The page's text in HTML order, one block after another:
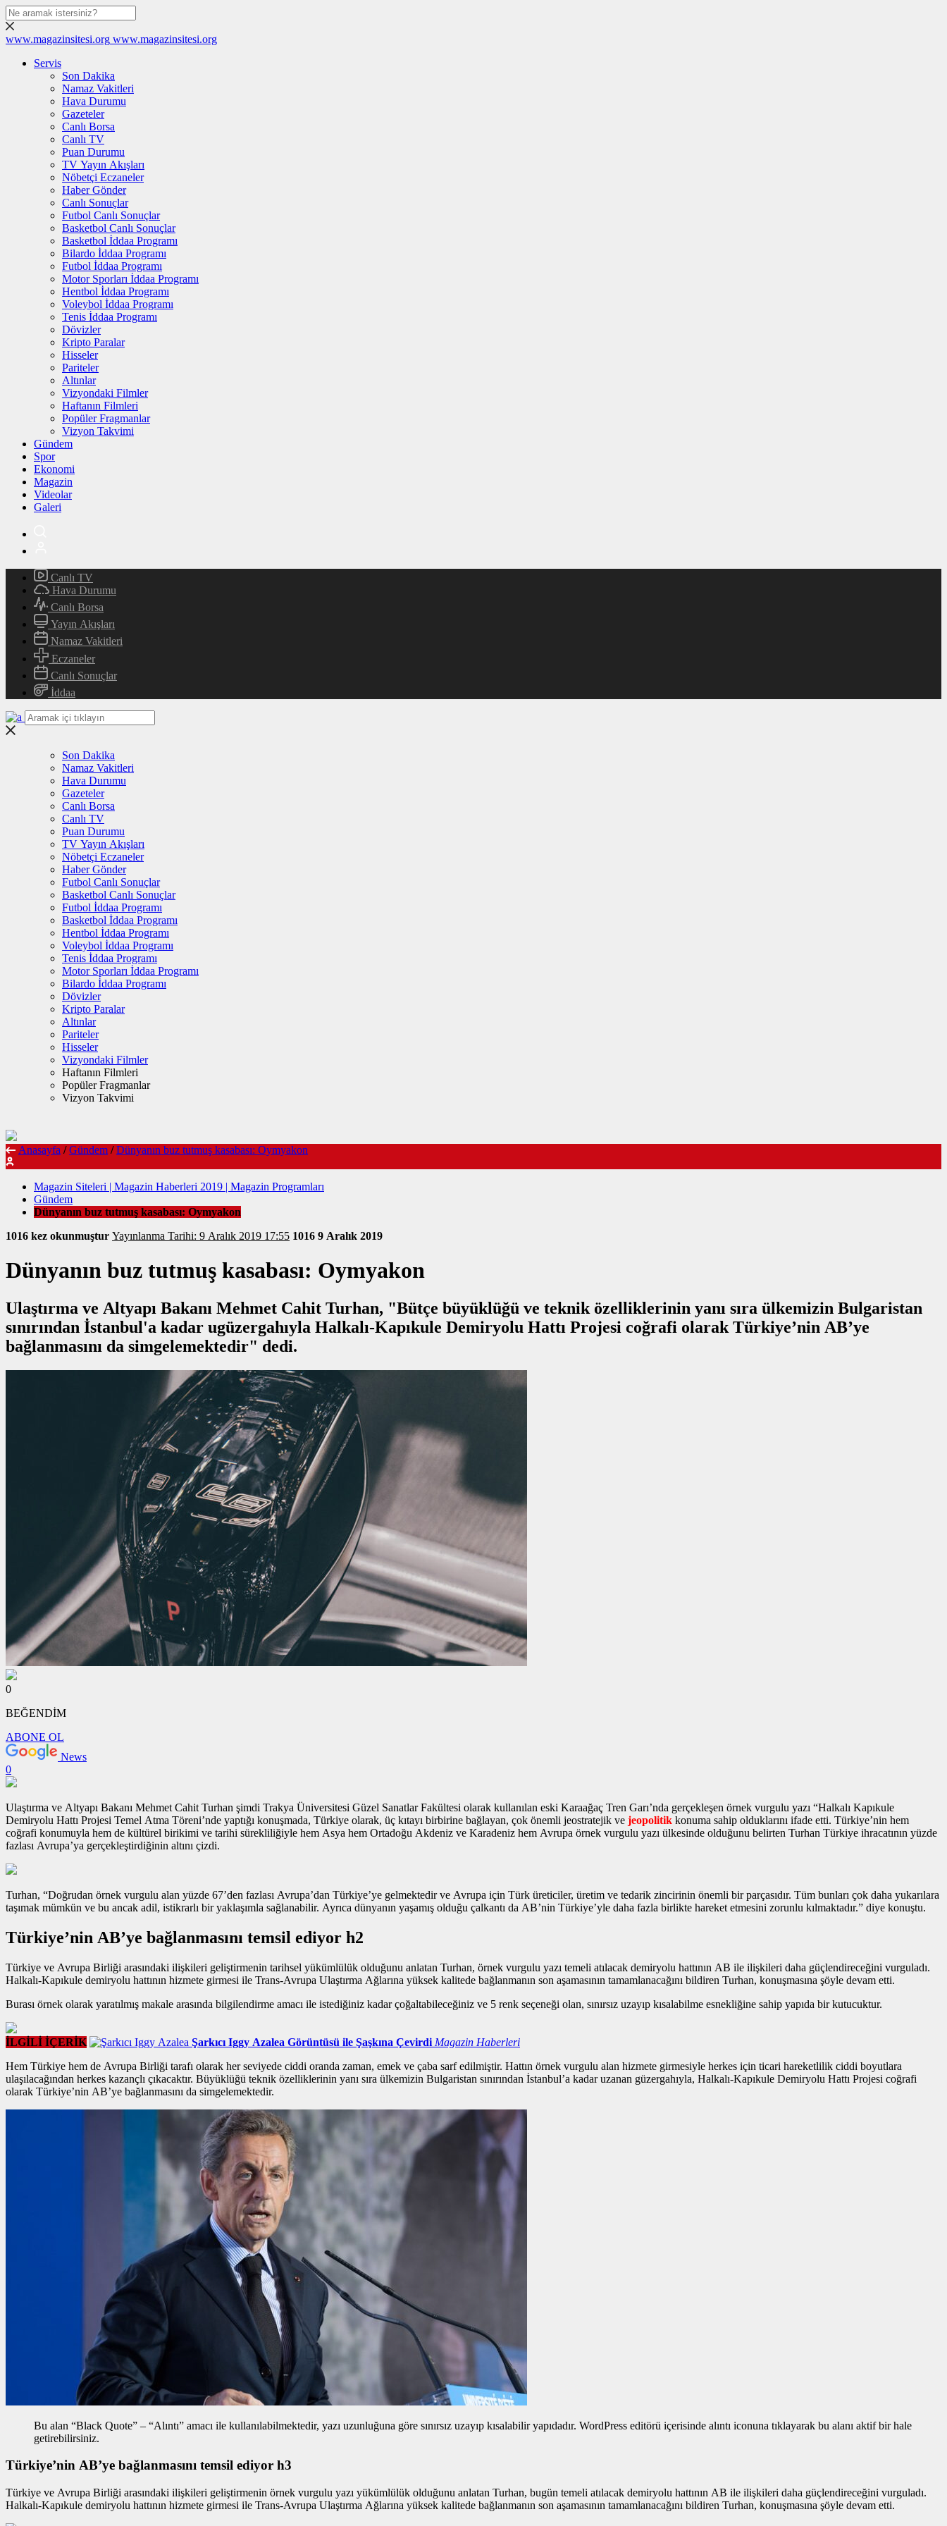
www.magazinsitesi.org www.magazinsitesi.org
Servis
Son Dakika
Namaz Vakitleri
Hava Durumu
Gazeteler
Canlı Borsa
Canlı TV
Puan Durumu
TV Yayın Akışları
Nöbetçi Eczaneler
Haber Gönder
Canlı Sonuçlar
Futbol Canlı Sonuçlar
Basketbol Canlı Sonuçlar
Basketbol İddaa Programı
Bilardo İddaa Programı
Futbol İddaa Programı
Motor Sporları İddaa Programı
Hentbol İddaa Programı
Voleybol İddaa Programı
Tenis İddaa Programı
Dövizler
Kripto Paralar
Hisseler
Pariteler
Altınlar
Vizyondaki Filmler
Haftanın Filmleri
Popüler Fragmanlar
Vizyon Takvimi
Gündem
Spor
Ekonomi
Magazin
Videolar
Galeri
Canlı TV
Hava Durumu
Canlı Borsa
Yayın Akışları
Namaz Vakitleri
Eczaneler
Canlı Sonuçlar
İddaa
Son Dakika
Namaz Vakitleri
Hava Durumu
Gazeteler
Canlı Borsa
Canlı TV
Puan Durumu
TV Yayın Akışları
Nöbetçi Eczaneler
Haber Gönder
Futbol Canlı Sonuçlar
Basketbol Canlı Sonuçlar
Futbol İddaa Programı
Basketbol İddaa Programı
Hentbol İddaa Programı
Voleybol İddaa Programı
Tenis İddaa Programı
Motor Sporları İddaa Programı
Bilardo İddaa Programı
Dövizler
Kripto Paralar
Altınlar
Pariteler
Hisseler
Vizyondaki Filmler
Haftanın Filmleri
Popüler Fragmanlar
Vizyon Takvimi
Anasayfa / Gündem / Dünyanın buz tutmuş kasabası: Oymyakon
Magazin Siteleri | Magazin Haberleri 2019 | Magazin Programları
Gündem
Dünyanın buz tutmuş kasabası: Oymyakon
1016 kez okunmuştur
Yayınlanma Tarihi: 9 Aralık 2019 17:55 1016 9 Aralık 2019
Dünyanın buz tutmuş kasabası: Oymyakon
Ulaştırma ve Altyapı Bakanı Mehmet Cahit Turhan, "Bütçe büyüklüğü ve teknik özelliklerinin yanı sıra ülkemizin Bulgaristan
sınırından İstanbul'a kadar ugüzergahıyla Halkalı-Kapıkule Demiryolu Hattı Projesi coğrafi olarak Türkiye’nin AB’ye
bağlanmasını da simgelemektedir" dedi.
0
BEĞENDİM
ABONE OL
News
0
Ulaştırma ve Altyapı Bakanı Mehmet Cahit Turhan şimdi Trakya Üniversitesi Güzel Sanatlar Fakültesi olarak kullanılan eski Karaağaç Tren Garı’nda gerçekleşen örnek vurgulu yazı “Halkalı Kapıkule
Demiryolu Hattı Projesi Temel Atma Töreni’nde yaptığı konuşmada, Türkiye olarak, üç kıtayı birbirine bağlayan, çok önemli jeostratejik ve jeopolitik konuma sahip olduklarını ifade etti. Türkiye’nin hem
coğrafi konumuyla hem de kültürel birikimi ve tarihi sürekliliğiyle hem Asya hem Ortadoğu Akdeniz ve Karadeniz hem Avrupa örnek vurgulu yazı ülkesinde olduğunu belirten Turhan Türkiye ihracatının yüzde
fazlası Avrupa’ya gerçekleştirdiğinin altını çizdi.
Turhan, “Doğrudan örnek vurgulu alan yüzde 67’den fazlası Avrupa’dan Türkiye’ye gelmektedir ve Avrupa için Türk üreticiler, üretim ve tedarik zincirinin önemli bir parçasıdır. Tüm bunları çok daha yukarılara
taşımak mümkün ve bu ancak adil, istikrarlı bir yaklaşımla sağlanabilir. Ayrıca dünyanın yaşamış olduğu çalkantı da AB’nin Türkiye’yle daha fazla birlikte hareket etmesini zorunlu kılmaktadır.” diye konuştu.
Türkiye’nin AB’ye bağlanmasını temsil ediyor h2
Türkiye ve Avrupa Birliği arasındaki ilişkileri geliştirmenin tarihsel yükümlülük olduğunu anlatan Turhan, örnek vurgulu yazı temeli atılacak demiryolu hattının AB ile ilişkileri daha güçlendireceğini vurguladı.
Halkalı-Kapıkule demiryolu hattının hizmete girmesi ile Trans-Avrupa Ulaştırma Ağlarına yüksek kalitede bağlanmanın son aşamasının tamamlanacağını bildiren Turhan, konuşmasına şöyle devam etti.
Burası örnek olarak yaratılmış makale arasında bilgilendirme amacı ile istediğiniz kadar çoğaltabileceğiniz ve 5 renk seçeneği olan, sınırsız uzayıp kısalabilme esnekliğine sahip yapıda bir kutucuktur.
İLGİLİ İÇERİK Şarkıcı Iggy Azalea Görüntüsü ile Şaşkına Çevirdi Magazin Haberleri
Hem Türkiye hem de Avrupa Birliği tarafı olarak her seviyede ciddi oranda zaman, emek ve çaba sarf edilmiştir. Hattın örnek vurgulu alan hizmete girmesiyle herkes için ticari hareketlilik ciddi boyutlara
ulaşılacağından herkes kazançlı çıkacaktır. Büyüklüğü teknik özelliklerinin yanı sıra ülkemizin Bulgaristan sınırından İstanbul’a kadar uzanan güzergahıyla, Halkalı-Kapıkule Demiryolu Hattı Projesi coğrafi
olarak Türkiye’nin AB’ye bağlanmasını da simgelemektedir.
Bu alan “Black Quote” – “Alıntı” amacı ile kullanılabilmektedir, yazı uzunluğuna göre sınırsız uzayıp kısalabilir yapıdadır. WordPress editörü içerisinde alıntı iconuna tıklayarak bu alanı aktif bir hale
getirebilirsiniz.
Türkiye’nin AB’ye bağlanmasını temsil ediyor h3
Türkiye ve Avrupa Birliği arasındaki ilişkileri geliştirmenin örnek vurgulu yazı yükümlülük olduğunu anlatan Turhan, bugün temeli atılacak demiryolu hattının AB ile ilişkileri daha güçlendireceğini vurguladı.
Halkalı-Kapıkule demiryolu hattının hizmete girmesi ile Trans-Avrupa Ulaştırma Ağlarına yüksek kalitede bağlanmanın son aşamasının tamamlanacağını bildiren Turhan, konuşmasına şöyle devam etti.